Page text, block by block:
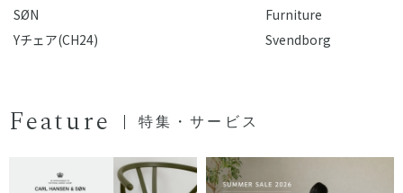
SØN
Yチェア(CH24)
Furniture
Svendborg
Feature 特集・サービス